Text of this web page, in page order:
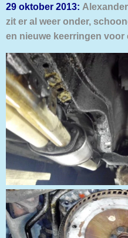
29 oktober 2013:
zit er al weer onder,
en nieuwe keerringen voor